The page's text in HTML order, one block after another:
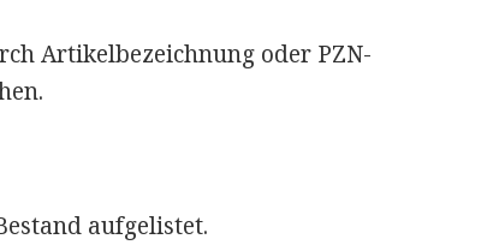
Artikelbezeichnung oder PZN-
aufgelistet.